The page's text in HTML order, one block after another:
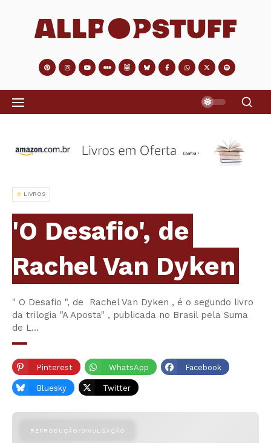
LIVROS
'O Desafio', de
Rachel Van Dyken
" O Desafio ", de Rachel Van Dyken , é o segundo livro
da trilogia "A Aposta" , publicada no Brasil pela Suma
de L…
Pinterest WhatsApp Facebook
Bluesky Twitter